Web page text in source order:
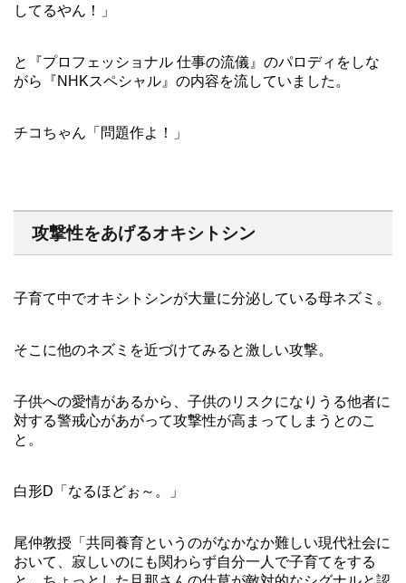
してるやん！」
と『プロフェッショナル 仕事の流儀』のパロディをしな
がら『NHKスペシャル』の内容を流していました。
チコちゃん「問題作よ！」
攻撃性をあげるオキシトシン
子育て中でオキシトシンが大量に分泌している母ネズミ。
そこに他のネズミを近づけてみると激しい攻撃。
子供への愛情があるから、子供のリスクになりうる他者に
対する警戒心があがって攻撃性が高まってしまうとのこ
と。
白形D「なるほどぉ～。」
尾仲教授「共同養育というのがなかなか難しい現代社会に
おいて、寂しいのにも関わらず自分一人で子育てをする